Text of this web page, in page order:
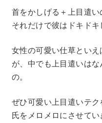
首をかしげる＋上目遣い
それだけで彼はドキドキ
女性の可愛い仕草とい
が、中でも上目遣いは
の。
ぜひ可愛い上目遣いテ
氏をメロメロにさせて